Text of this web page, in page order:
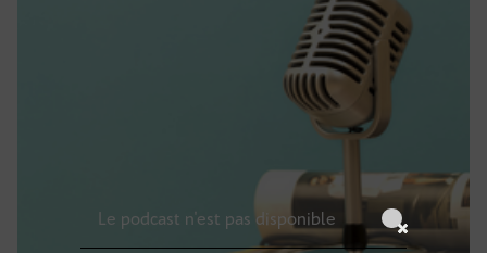
Le podcast n'est pas disponible